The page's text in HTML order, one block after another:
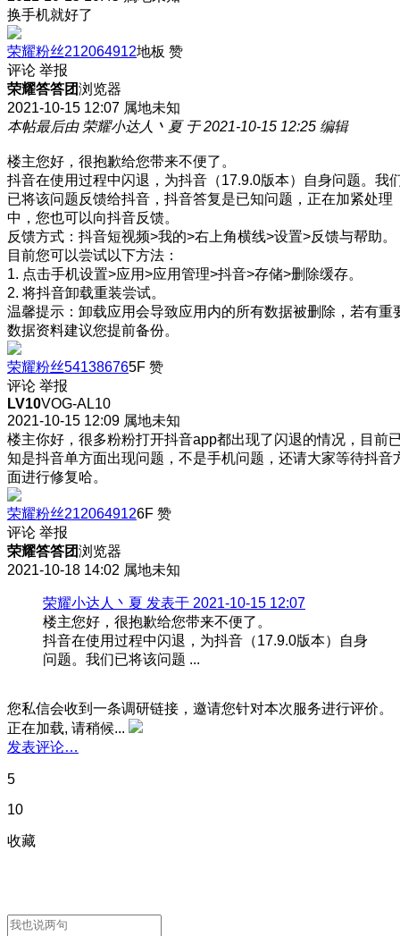
换手机就好了
荣耀粉丝212064912地板 赞
评论 举报
荣耀答答团浏览器
2021-10-15 12:07 属地未知
本帖最后由 荣耀小达人丶夏 于 2021-10-15 12:25 编辑
楼主您好，很抱歉给您带来不便了。
抖音在使用过程中闪退，为抖音（17.9.0版本）自身问题。我
已将该问题反馈给抖音，抖音答复是已知问题，正在加紧处理
中，您也可以向抖音反馈。
反馈方式：抖音短视频>我的>右上角横线>设置>反馈与帮助。
目前您可以尝试以下方法：
1. 点击手机设置>应用>应用管理>抖音>存储>删除缓存。
2. 将抖音卸载重装尝试。
温馨提示：卸载应用会导致应用内的所有数据被删除，若有重
数据资料建议您提前备份。
荣耀粉丝541386765F 赞
评论 举报
LV10VOG-AL10
2021-10-15 12:09 属地未知
楼主你好，很多粉粉打开抖音app都出现了闪退的情况，目前
知是抖音单方面出现问题，不是手机问题，还请大家等待抖音
面进行修复哈。
荣耀粉丝2120649126F 赞
评论 举报
荣耀答答团浏览器
2021-10-18 14:02 属地未知
荣耀小达人丶夏 发表于 2021-10-15 12:07
楼主您好，很抱歉给您带来不便了。
抖音在使用过程中闪退，为抖音（17.9.0版本）自身
问题。我们已将该问题 ...
您私信会收到一条调研链接，邀请您针对本次服务进行评价。
正在加载, 请稍候...
发表评论…
5
10
收藏